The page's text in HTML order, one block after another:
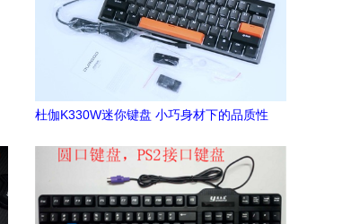
杜伽K330W迷你键盘 小巧身材下的品质性